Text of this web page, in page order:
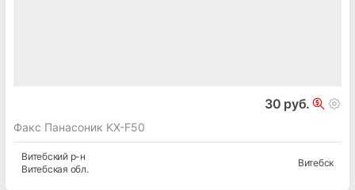
30 руб.
Факс Панасоник KX-F50
Витебскийр-н
Витебская обл.
Витебск